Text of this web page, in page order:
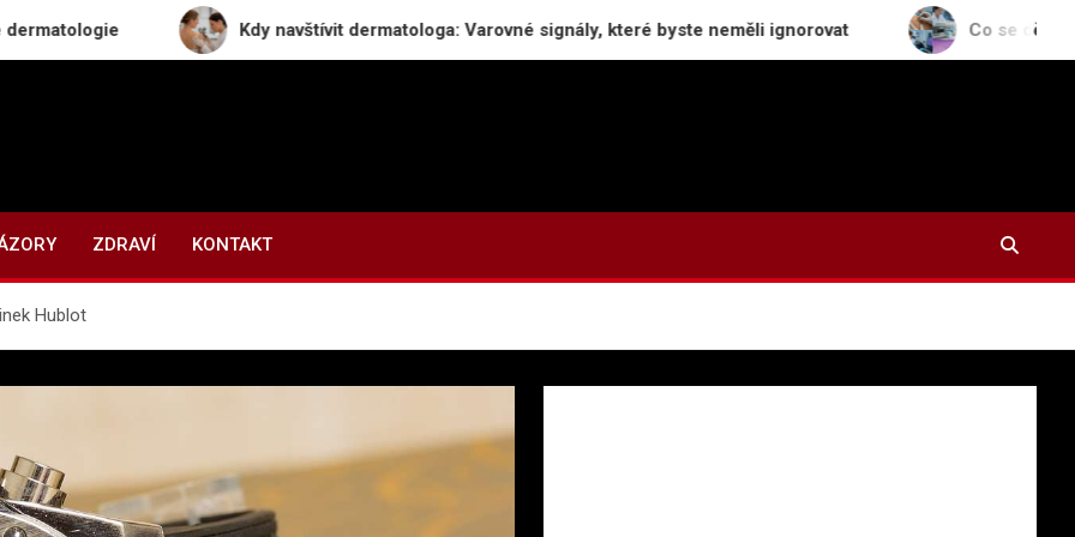
Kdy navštívit dermatologa: Varovné signály, které byste neměli ignorovat Co se děje s
ZDRAVÍ KONTAKT
Hublot